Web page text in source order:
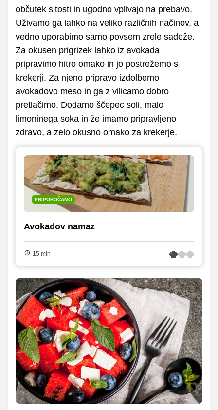
občutek sitosti in ugodno vplivajo na prebavo.
Uživamo ga lahko na veliko različnih načinov, a
vedno uporabimo samo povsem zrele sadeže.
Za okusen prigrizek lahko iz avokada
pripravimo hitro omako in jo postrežemo s
krekerji. Za njeno pripravo izdolbemo
avokadovo meso in ga z vilicamo dobro
pretlačimo. Dodamo ščepec soli, malo
limoninega soka in že imamo pripravljeno
zdravo, a zelo okusno omako za krekerje.
PRIPOROČAMO
Avokadov namaz
15 min